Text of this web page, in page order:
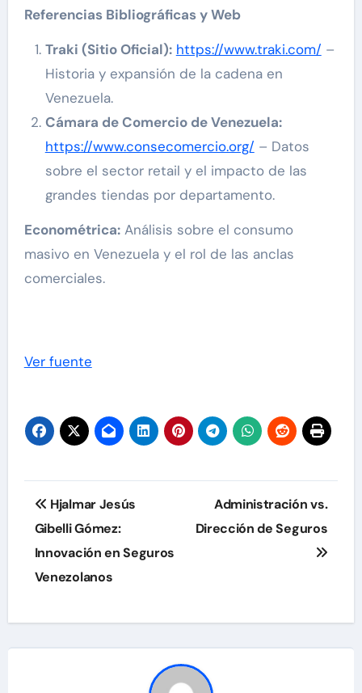
Referencias Bibliográficas y Web
Traki (Sitio Oficial): https://www.traki.com/ –
Historia y expansión de la cadena en
Venezuela.
Cámara de Comercio de Venezuela:
https://www.consecomercio.org/ – Datos
sobre el sector retail y el impacto de las
grandes tiendas por departamento.
Econométrica:Análisis sobre el consumo
masivo en Venezuela y el rol de las anclas
comerciales.
de
Ver fuente
Navegación
de
entradas
Hjalmar Jesús
Gibelli Gómez:
Innovación en Seguros
Venezolanos
Administración vs.
Dirección de Seguros